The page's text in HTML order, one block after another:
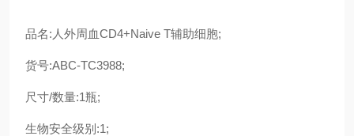
品名:人外周血CD4+Naive T辅助细胞;
货号:ABC-TC3988;
尺寸/数量:1瓶;
生物安全级别:1;